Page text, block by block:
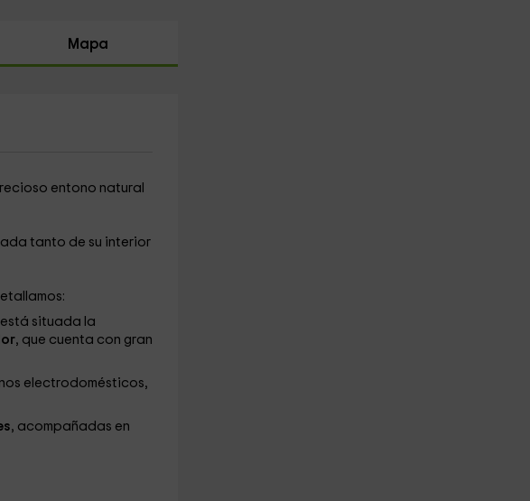
Mapa
entono natural
tanto de su interior
situada la
, que cuenta con gran
electrodomésticos,
, acompañadas en